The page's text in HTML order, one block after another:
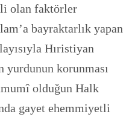
olan faktörler
bayraktarlık yapan
Hıristiyan
yurdunun korunması
olduğun Halk
gayet ehemmiyetli